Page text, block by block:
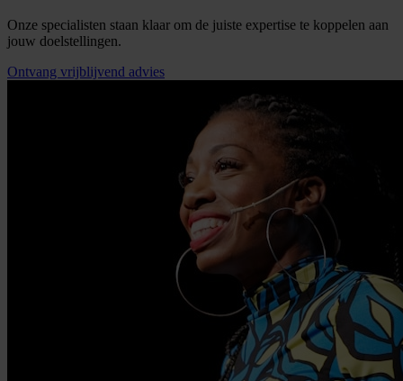
Onze specialisten staan klaar om de juiste expertise te koppelen aan
jouw doelstellingen.
Ontvang vrijblijvend advies